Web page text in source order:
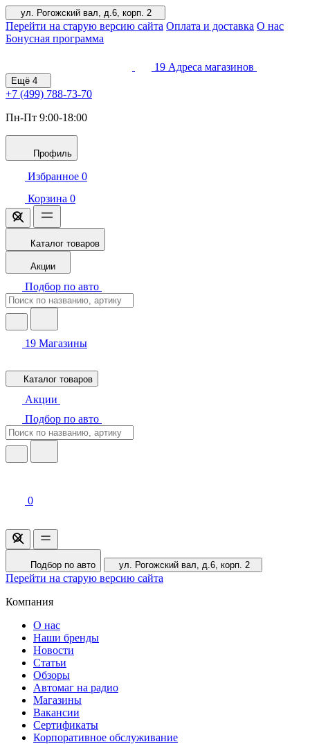
ул. Рогожский вал, д.6, корп. 2
Перейти на старую версию сайта Оплата и доставка О нас
Бонусная программа
19 Адреса магазинов
Ещё 4
+7 (499) 788-73-70
Пн-Пт 9:00-18:00
Профиль
Избранное 0
Корзина 0
Каталог товаров
Акции
Подбор по авто
19 Магазины
Каталог товаров
Акции
Подбор по авто
0
Подбор по авто ул. Рогожский вал, д.6, корп. 2
Перейти на старую версию сайта
Компания
О нас
Наши бренды
Новости
Статьи
Обзоры
Автомаг на радио
Магазины
Вакансии
Сертификаты
Корпоративное обслуживание